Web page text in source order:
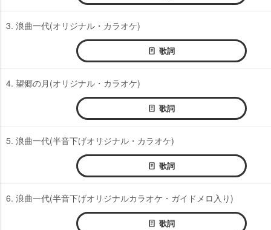
3. 浪曲一代(オリジナル・カラオケ)
歌詞
4. 望郷の月(オリジナル・カラオケ)
歌詞
5. 浪曲一代(半音下げオリジナル・カラオケ)
歌詞
6. 浪曲一代(半音下げオリジナルカラオケ・ガイドメロ入り)
歌詞